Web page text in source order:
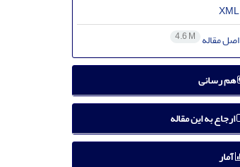
XML
اصل مقاله 4.6 M
هم رسانی
ارجاع به این مقاله
آمار